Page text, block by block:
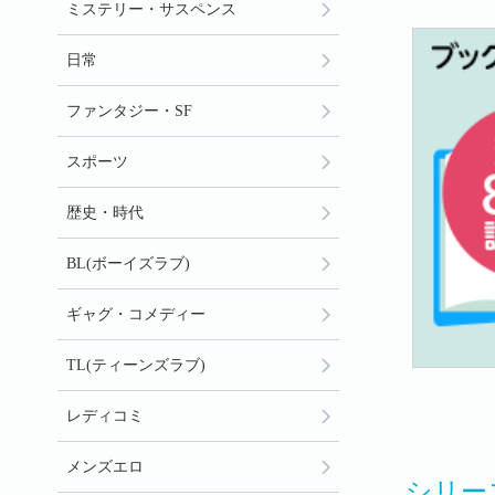
ミステリー・サスペンス
日常
ファンタジー・SF
スポーツ
歴史・時代
BL(ボーイズラブ)
ギャグ・コメディー
TL(ティーンズラブ)
レディコミ
メンズエロ